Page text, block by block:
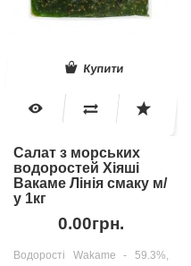
Купити
Салат з морських
водоростей Хіяші
Вакаме Лінія смаку м/
у 1кг
0.00грн.
Водорості Wakame - 59.3%,